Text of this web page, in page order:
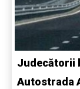
Judecătorii
Autostrada